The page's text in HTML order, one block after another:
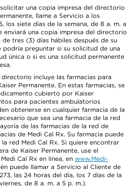
una copia impresa del directorio
llame a Servicio a los
los siete días de la semana, de 8 a. m. a
enviará una copia impresa del directorio
tres (3) días hábiles después de su
podría preguntar si su solicitud de una
única o si es una solicitud permanente
incluye las farmacias para
Permanente. En estas farmacias, se
cubierto por Kaiser
para pacientes ambulatorios
obtenerse en cualquier farmacia de la
que sea una farmacia de la red
de las farmacias de la red de
de Medi Cal Rx. Su farmacia puede
red Medi Cal Rx. Si quiere encontrar
de Kaiser Permanente, use el
Cal Rx en línea, en www.Medi-
puede llamar a Servicio al Cliente de
las 24 horas del día, los 7 días de la
de 8 a. m. a 5 p. m.).